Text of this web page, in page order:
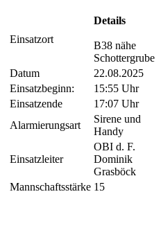
Einsatzort
Details
B38 nähe
Schottergrube
Datum
22.08.2025
Einsatzbeginn:
15:55 Uhr
Einsatzende
17:07 Uhr
Alarmierungsart
Sirene und
Handy
Einsatzleiter
OBI d. F.
Dominik
Grasböck
Mannschaftsstärke 15